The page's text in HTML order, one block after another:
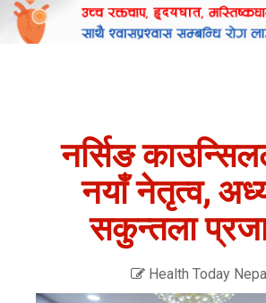
नर्सिङ
नयाँ नेतृत्व,
सकुन्तला
Health Today Nepal